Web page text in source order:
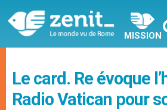
MISSION
Le card. Re évoque
Radio Vatican pour